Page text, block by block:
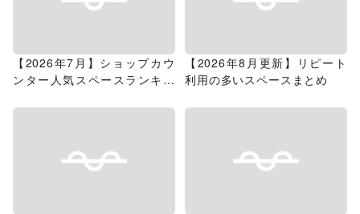
【2026年7月】ショップカウ
ンター人気スペースランキン
【2026年8月更新】リピート
利用の多いスペースまとめ